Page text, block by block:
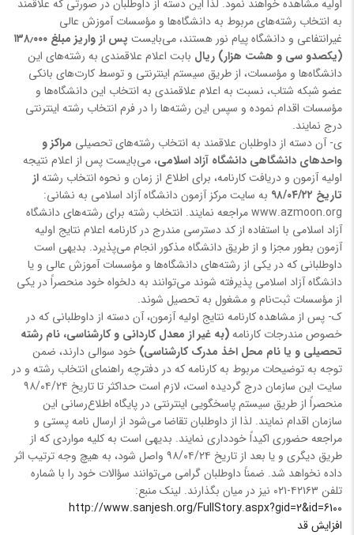
اولیه مشاهده خواهند نمود. لذا این دسته از داوطلبان در صورتی که علاقمند
به انتخاب رشته‌های مربوط به دانشگاه‌ها و مؤسسات آموزش عالی
غیرانتفاعی و دانشگاه پیام نور هستند، می‌بایست
پس از واریز مبلغ ۱۳۸٫۰۰۰
(یکصدو سی و هشت هزار) ریال بابت اعلام علاقمندی به رشته‌های این
دانشگاه‌ها و مؤسسات، از طریق سیستم اینترنتی و توسط کارت‌های بانکی
عضو شبکه شتاب، نسبت به اعلام علاقمندی به انتخاب این دانشگاه‌ها و
مؤسسات اقدام نموده و سپس این رشته‌ها را در فرم انتخاب رشته اینترنتی
درج نمایند.
ی- آن دسته از داوطلبان علاقمند به انتخاب رشته‌های تحصیلی مراکز و
واحدهای دانشگاهی دانشگاه آزاد اسلامی، می‌بایست پس از اعلام نتیجه
اولیه آزمون و دریافت کارنامه، برای اطلاع از زمان و نحوه انتخاب رشتهاز
تاریخ ۹۸/۰۴/۲۲
به سایت مرکز آزمون دانشگاه آزاد اسلامی به نشانی:
www.azmoon.org مراجعه نمایند. انتخاب رشته برای رشته‌های دانشگاه
آزاد اسلامی با استفاده از کد دسترسی مندرج در کارنامه اعلام نتایج اولیه
آزمون بطور مجزا و از طریق دانشگاه مذکور انجام می‌پذیرد. بدیهی است
داوطلبانی که در یکی از رشته‌های دانشگاه‌ها و مؤسسات آموزش عالی و یا
دانشگاه آزاد اسلامی پذیرفته شوند می‌توانند به دلخواه خود منحصراً در یکی
از مؤسسات ثبت‌نام و مشغول به تحصیل شوند.
ک- پس از مشاهده کارنامه نتایج اولیه آزمون، آن دسته از داوطلبانی که در
خصوص مندرجات کارنامه(به غیر از معدل کاردانی و کارشناسی، نام رشته
تحصیلی و یا نام محل اخذ مدرک کارشناسی) خود سوالی دارند، ضمن
توجه به توضیحات مربوط به کارنامه که در دفترچه راهنمای انتخاب رشته و در
سایت این سازمان درج گردیده است، لازم است حداکثر تا تاریخ ۹۸/۰۴/۲۴
منحصراً از طریق سیستم پاسخگویی اینترنتی در پایگاه اطلاع‌رسانی این
سازمان اقدام نمایند. لذا از داوطلبان تقاضا می‌شود از ارسال نامه پستی و
مراجعه حضوری اکیداً خودداری نمایند. بدیهی است به کلیه مواردی که از
طریق دیگری و یا بعد از تاریخ ۹۸/۰۴/۲۴ واصل شود، به هیچ وجه ترتیب اثر
داده نخواهد شد. ضمناً داوطلبان گرامی می‌توانند سؤالات خود را با شماره
تلفن‌ ۴۲۱۶۳-۰۲۱ نیز در میان ‌بگذارند. لینک منبع:
http://www.sanjesh.org/FullStory.aspx?gid=2&id=6100
افزایش قد